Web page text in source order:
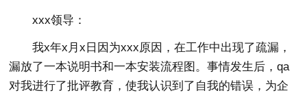
xxx领导：
我x年x月x日因为xxx原因，在工作中出现了疏漏，
漏放了一本说明书和一本安装流程图。事情发生后，qa
对我进行了批评教育，使我认识到了自我的错误，为企